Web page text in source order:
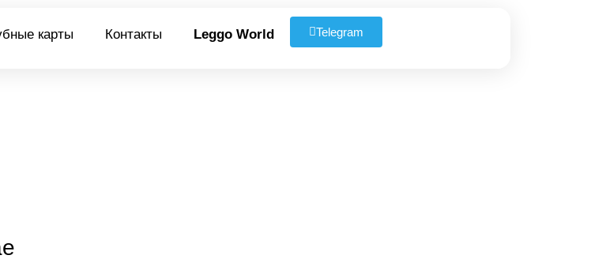
карты Контакты Leggo World Telegram